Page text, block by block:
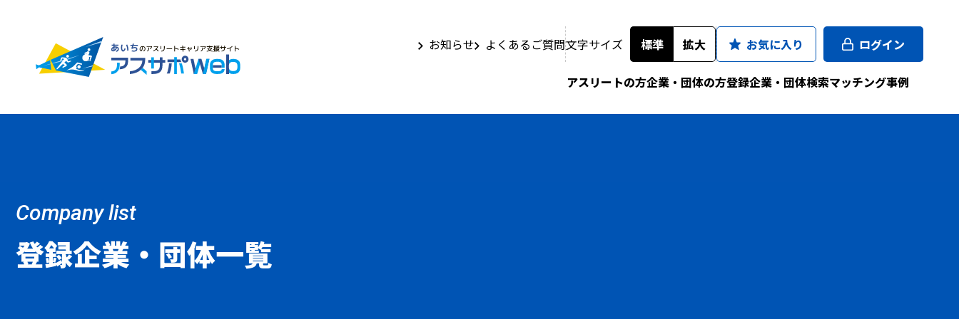
お知らせ よくあるご質問文字サイズ 標準 拡大 お気に入り ログイン
アスリートの方企業・団体の方登録企業・団体検索マッチング事例
Company list
登録企業・団体一覧